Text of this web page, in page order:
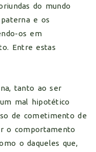
do mundo
e os
os em
Entre estas
tanto ao ser
mal hipotético
de cometimento de
o comportamento
o daqueles que,